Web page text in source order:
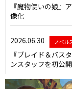
『魔物使いの娘』
像化
2026.06.30 ノベル
『ブレイド＆バス
ンスタッフを初公開